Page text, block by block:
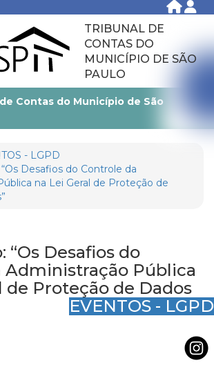
TRIBUNAL DE
CONTAS DO
MUNICÍPIO DE SÃO
PAULO
Contas do Município de São
- LGPD
Desafios do Controle da
na Lei Geral de Proteção de
“Os Desafios do
Administração Pública
de Proteção de Dados
EVENTOS - LGPD